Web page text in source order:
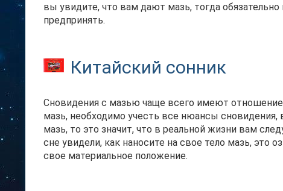
вы увидите, что вам дают мазь, тогда
предпринять.
Китайский сонник
Сновидения с мазью чаще всего имеют отношение
мазь, необходимо учесть все нюансы
мазь, то это значит, что в реальной жизни вам
сне увидели, как наносите на свое тело мазь, это
свое материальное положение.